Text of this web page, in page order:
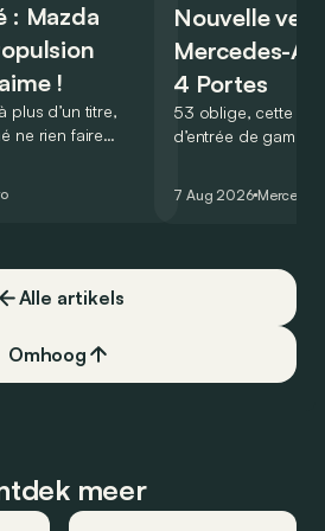
: Mazda
!
plus d’un titre,
ne rien faire
Nouvelle
Mercedes-
4 Portes
53 oblige, cette
d’entrée de
moins…
7 Aug 2026 Mercedes
Alle artikels
Omhoog
meer